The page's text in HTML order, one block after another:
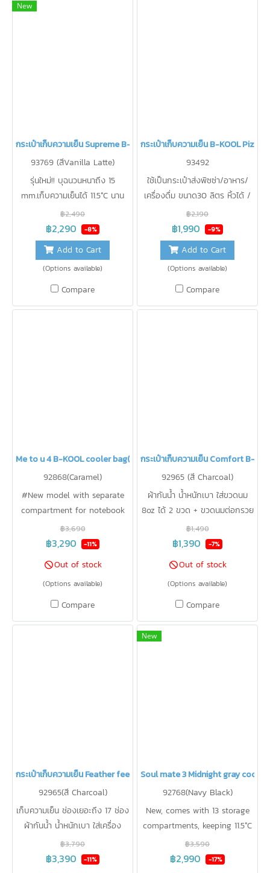
New
กระเป๋าเก็บความเย็น Supreme B-KOOL
93769 (สีVanilla Latte)
รุ่นใหม่!! บุฉนวนหนาถึง 15
mm.เก็บความเย็นได้ 11.5°C นาน
20 ชม. เก๊ะด้านหน้าเก็บเครื่องปั๊ม
นมขนาดเล็ก จุขวดนม 8oz ได้ถึง
8ขวด/กล่องเก็บกรวยปั๊ม
Hands-free ได้
฿2,490
฿2,290 -8%
Add to Cart
(Options available)
Compare
กระเป๋าเก็บความเย็น B-KOOL
93492
ใช้เป็นกระเป๋าส่งพิซซ่า/อาหาร/
เครื่องดื่ม ขนาด30 ลิตร หิ้วได้ /
สะพายได้ / รัดติดมอเตอร์ไซค์ได้
ฟรีติดโลโก้1ด้าน หน้ากระเป๋าให้
รองรับน้ำหนักได้มากถึง 15-20
กิโลกรัม
฿2,190
฿1,990 -9%
Add to Cart
(Options available)
Compare
Me to u 4 B-KOOL cooler bag(copy)
92868(Caramel)
#New model with separate
compartment for notebook
and breast pump, lightweight,
compact size, 1 set with 2
bottles + 2 milk bottles per
cone, keep cold 9.3°C for 15
hours.
฿3,690
฿3,290 -11%
Out of stock
(Options available)
Compare
กระเป๋าเก็บความเย็น Comfort B-
92965 (สี Charcoal)
ผ้ากันน้ำ น้ำหนักเบา ใส่ขวดนม
8oz ได้ 2 ขวด + ขวดนมต่อกรวย
2 ขวด เก็บความเย็นได้ 12.3 องศา
นาน 16 ชม.
฿1,490
฿1,390 -7%
Out of stock
(Options available)
Compare
กระเป๋าเก็บความเย็น Feather feel2 B-KOOL
92965(สี Charcoal)
เก็บความเย็น ช่องเยอะถึง 17 ช่อง
ผ้ากันน้ำ น้ำหนักเบา ใส่เครื่อง
ปั๊ม+ipad+Cooler Bagได้ในใบ
เดียว
฿3,790
฿3,390 -11%
New
Soul mate 3 Midnight gray cooler
92768(Navy Black)
New, comes with 13 storage
compartments, keeping 11.5°C
cold for up to 20 hours, can
be separated into 2 bags, can
฿3,590
฿2,990 -17%